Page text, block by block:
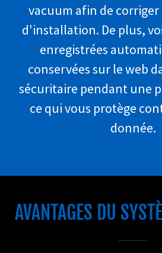
vacuum afin de corriger
d'installation. De plus,
enregistrées
conservées sur le web
sécuritaire pendant une
ce qui vous protège
donnée.
AVANTAGES DU